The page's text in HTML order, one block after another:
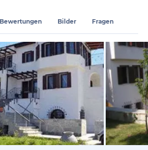
Bewertungen Bilder Fragen
vom